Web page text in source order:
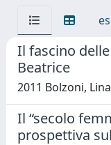
Il fascino
Beatrice
2011 Bolzoni, Lina
Il “secolo
prospettiva